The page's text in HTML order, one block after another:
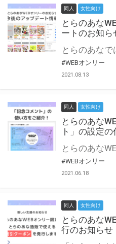
同人 女性向け
とらのあな
ートのお知ら
#WEBオンリー
2021.08.13
同人 女性向け
とらのあな
ト」の設定
#WEBオンリー
2021.06.18
同人 女性向け
とらのあな
行のお知らせ